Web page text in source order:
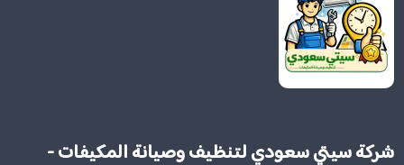
شركة سيتي سعودي لتنظيف وصيانة المكيفات -